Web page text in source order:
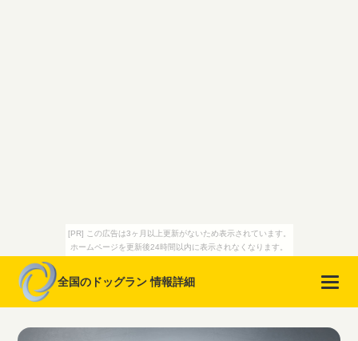
[PR] この広告は3ヶ月以上更新がないため表示されています。
ホームページを更新後24時間以内に表示されなくなります。
全国のドッグラン 情報詳細